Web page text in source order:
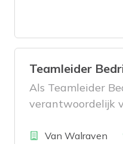
Teamleider
Als Teamleider
verantwoordelijk
magazijnbeheer.
BedrijfVan Walraven